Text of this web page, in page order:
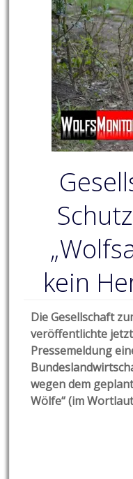
kein
Die Gesellschaft
veröffentlichte
Pressemeldung
wegen dem
Wölfe“ (im